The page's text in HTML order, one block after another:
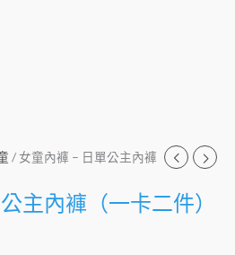
/ 女童內褲 – ️️️️日單公主內褲
主內褲（一卡二件）